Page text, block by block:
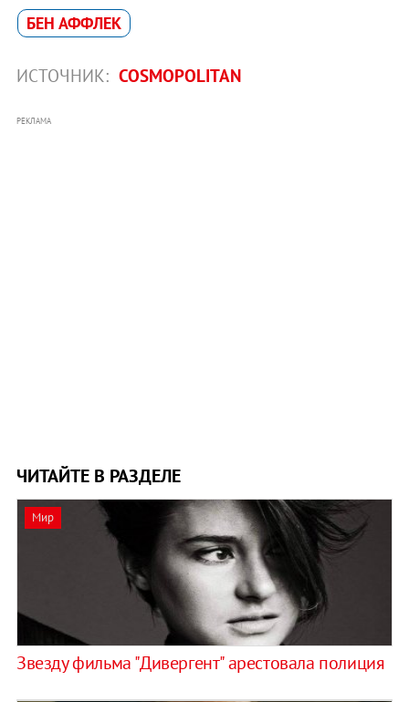
БЕН АФФЛЕК
ИСТОЧНИК: COSMOPOLITAN
РЕКЛАМА
ЧИТАЙТЕ В РАЗДЕЛЕ
Мир
Звезду фильма "Дивергент" арестовала полиция